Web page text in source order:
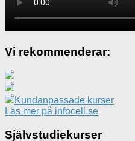
Vi rekommenderar:
Kundanpassade kurser
Läs mer på infocell.se
Självstudiekurser